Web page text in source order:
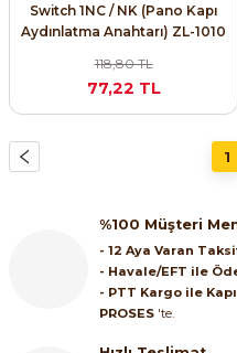
Switch 1NC / NK (Pano Kapı
Aydınlatma Anahtarı) ZL-1010
118,80 TL
77,22 TL
1
%100 Müşteri
- 12 Aya Varan
- Havale/EFT ile
- PTT Kargo ile
PROSES 'te.